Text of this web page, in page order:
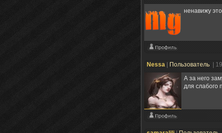
ненавижу
Nessa Пользователь
|
А за него
для слабого